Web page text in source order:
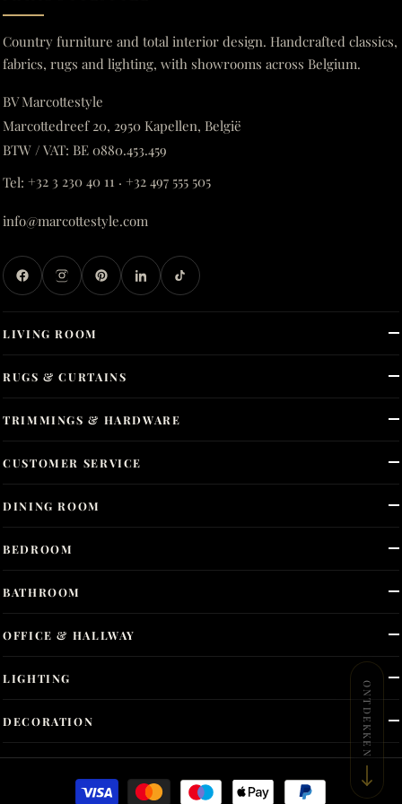
Country furniture and total interior design. Handcrafted classics,
fabrics, rugs and lighting, with showrooms across Belgium.
BV Marcottestyle
Marcottedreef 20, 2950 Kapellen, België
BTW / VAT: BE 0880.453.459
Tel: +32 3 230 40 11 · +32 497 555 505
info@marcottestyle.com
LIVING ROOM
DINING ROOM
BEDROOM
BATHROOM
OFFICE & HALLWAY
LIGHTING
DECORATION
RUGS & CURTAINS
TRIMMINGS & HARDWARE
CUSTOMER SERVICE
ONTDEKKEN